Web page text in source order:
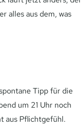
alles aus dem, was
Tipp für die
um 21 Uhr noch
aus Pflichtgefühl.